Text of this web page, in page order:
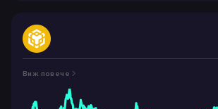
Виж повече